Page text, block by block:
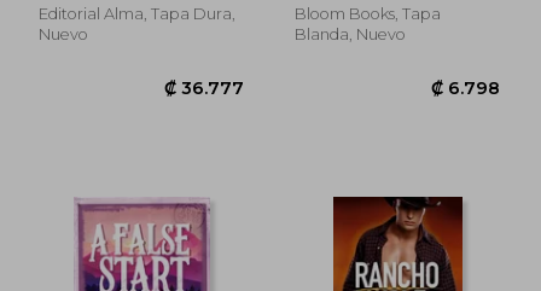
₡ 6.798
Editorial Alma, Tapa Dura,
Nuevo
Bloom Books, Tapa
Blanda, Nuevo